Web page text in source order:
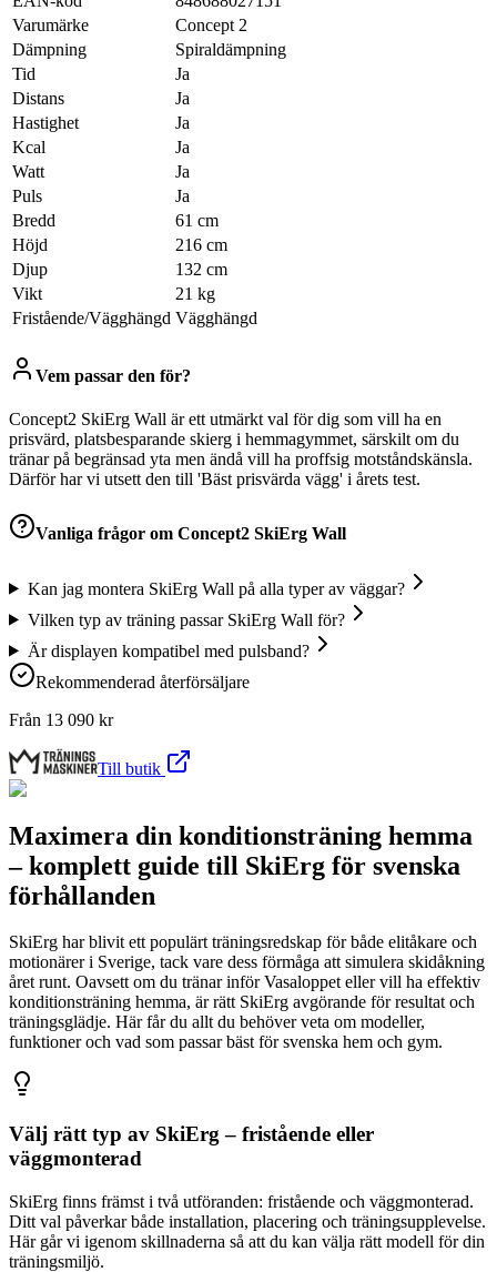
Varumärke
Concept 2
Dämpning
Spiraldämpning
Tid
Ja
Distans
Ja
Hastighet
Ja
Kcal
Ja
Watt
Ja
Puls
Ja
Bredd
61 cm
Höjd
216 cm
Djup
132 cm
Vikt
21 kg
Fristående/Vägghängd Vägghängd
Vem passar den för?
Concept2 SkiErg Wall är ett utmärkt val för dig som vill ha en
prisvärd, platsbesparande skierg i hemmagymmet, särskilt om du
tränar på begränsad yta men ändå vill ha proffsig motståndskänsla.
Därför har vi utsett den till 'Bäst prisvärda vägg' i årets test.
Vanliga frågor om Concept2 SkiErg Wall
Kan jag montera SkiErg Wall på alla typer av väggar?
Vilken typ av träning passar SkiErg Wall för?
Är displayen kompatibel med pulsband?
Rekommenderad återförsäljare
Från 13 090 kr
Till butik
Maximera din konditionsträning hemma
– komplett guide till SkiErg för svenska
förhållanden
SkiErg har blivit ett populärt träningsredskap för både elitåkare och
motionärer i Sverige, tack vare dess förmåga att simulera skidåkning
året runt. Oavsett om du tränar inför Vasaloppet eller vill ha effektiv
konditionsträning hemma, är rätt SkiErg avgörande för resultat och
träningsglädje. Här får du allt du behöver veta om modeller,
funktioner och vad som passar bäst för svenska hem och gym.
Välj rätt typ av SkiErg – fristående eller
väggmonterad
SkiErg finns främst i två utföranden: fristående och väggmonterad.
Ditt val påverkar både installation, placering och träningsupplevelse.
Här går vi igenom skillnaderna så att du kan välja rätt modell för din
träningsmiljö.